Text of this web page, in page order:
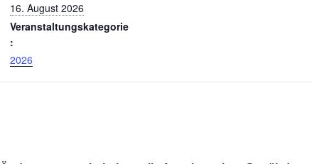
16. August 2026
Veranstaltungskategorie
:
2026